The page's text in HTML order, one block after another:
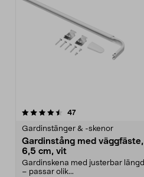
47recensioner
Gardinstänger & -skenor
Gardinstång med väggfäste,
6,5 cm, vit
Gardinskena med justerbar längd
– passar olik...
4.0 av 5 stjärnor